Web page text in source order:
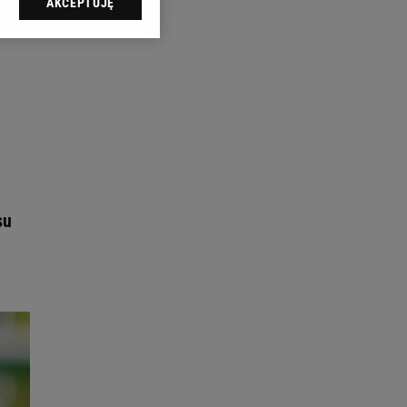
sp. z o.o., jej
swoje preferencje